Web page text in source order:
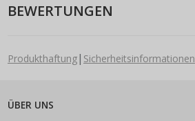
BEWERTUNGEN
Produkthaftung| Sicherheitsinformationen
ÜBER UNS